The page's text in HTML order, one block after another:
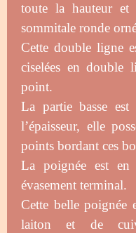
toute la hauteur et
sommitale ronde
Cette double ligne
ciselées en double
point.
La partie basse
l’épaisseur, elle
points bordant ces
La poignée est en
évasement terminal.
Cette belle poignée
laiton et de